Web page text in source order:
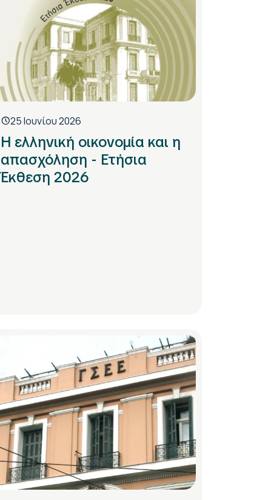
25 Ιουνίου 2026
Η ελληνική οικονομία και η
απασχόληση - Ετήσια
Έκθεση 2026